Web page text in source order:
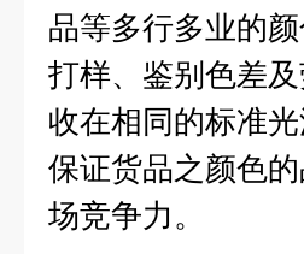
品等多行多业的
打样、鉴别色差
收在相同的标准
保证货品之颜色
场竞争力。